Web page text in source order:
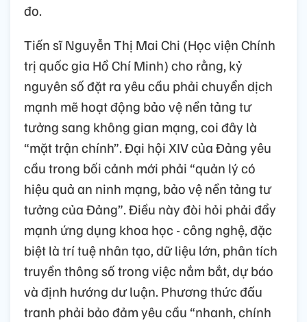
đo.
Tiến sĩ Nguyễn Thị Mai Chi (Học viện Chính
trị quốc gia Hồ Chí Minh) cho rằng, kỷ
nguyên số đặt ra yêu cầu phải chuyển dịch
mạnh mẽ hoạt động bảo vệ nền tảng tư
tưởng sang không gian mạng, coi đây là
“mặt trận chính”. Đại hội XIV của Đảng yêu
cầu trong bối cảnh mới phải “quản lý có
hiệu quả an ninh mạng, bảo vệ nền tảng tư
tưởng của Đảng”. Điều này đòi hỏi phải đẩy
mạnh ứng dụng khoa học - công nghệ, đặc
biệt là trí tuệ nhân tạo, dữ liệu lớn, phân tích
truyền thông số trong việc nắm bắt, dự báo
và định hướng dư luận. Phương thức đấu
tranh phải bảo đảm yêu cầu “nhanh, chính